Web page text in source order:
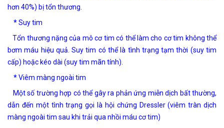
hơn 40%) bị tổn thương.
*Suy tim
Tổn thương nặng của mô cơ tim có thể làm cho cơ tim không thể
bơm máu hiệu quả. Suy tim có thể là tình trạng tạm thời (suy tim
cấp) hoặc kéo dài (suy tim mãn tính).
*Viêm màng ngoài tim
Một số trường hợp có thể gây ra phản ứng miễn dịch bất thường,
dẫn đến một tình trạng gọi là hội chứng Dressler (viêm tràn dịch
màng ngoài tim sau khi trải qua nhồi máu cơ tim)